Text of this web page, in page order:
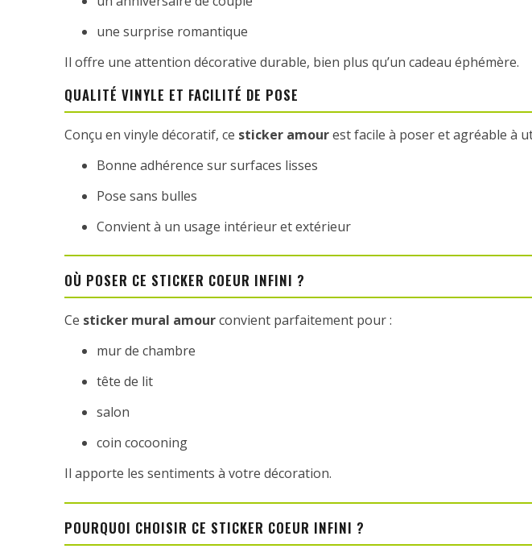
une surprise romantique
Il offre une attention décorative durable, bien plus qu’un cadeau éphémère.
QUALITÉ VINYLE ET FACILITÉ DE POSE
Conçu en vinyle décoratif, ce sticker amourest facile à poser et agréable à
Bonne adhérence sur surfaces lisses
Pose sans bulles
Convient à un usage intérieur et extérieur
OÙ POSER CE STICKER COEUR INFINI ?
Ce sticker mural amourconvient parfaitement pour :
mur de chambre
tête de lit
salon
coin cocooning
Il apporte les sentiments à votre décoration.
POURQUOI CHOISIR CE STICKER COEUR INFINI ?